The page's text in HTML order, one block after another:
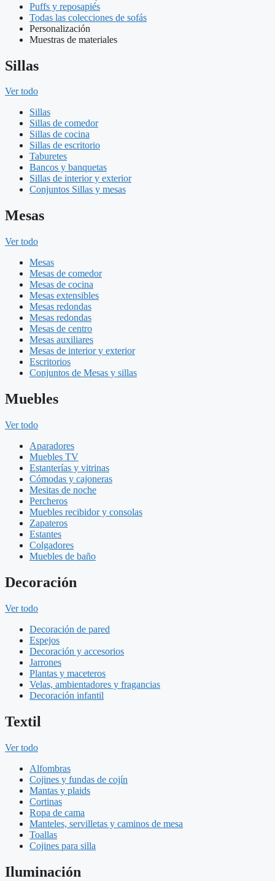
Puffs y reposapiés
Todas las colecciones de sofás
Personalización
Muestras de materiales
Sillas
Ver todo
Sillas
Sillas de comedor
Sillas de cocina
Sillas de escritorio
Taburetes
Bancos y banquetas
Sillas de interior y exterior
Conjuntos Sillas y mesas
Mesas
Ver todo
Mesas
Mesas de comedor
Mesas de cocina
Mesas extensibles
Mesas redondas
Mesas redondas
Mesas de centro
Mesas auxiliares
Mesas de interior y exterior
Escritorios
Conjuntos de Mesas y sillas
Muebles
Ver todo
Aparadores
Muebles TV
Estanterías y vitrinas
Cómodas y cajoneras
Mesitas de noche
Percheros
Muebles recibidor y consolas
Zapateros
Estantes
Colgadores
Muebles de baño
Decoración
Ver todo
Decoración de pared
Espejos
Decoración y accesorios
Jarrones
Plantas y maceteros
Velas, ambientadores y fragancias
Decoración infantil
Textil
Ver todo
Alfombras
Cojines y fundas de cojín
Mantas y plaids
Cortinas
Ropa de cama
Manteles, servilletas y caminos de mesa
Toallas
Cojines para silla
Iluminación